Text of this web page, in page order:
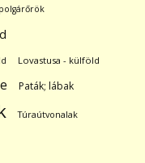
Lovastusa - külföld
Paták; lábak
Túraútvonalak